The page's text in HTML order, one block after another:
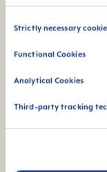
Consent
Strictly necessary
Functional Cookies
Analytical Cookies
Third-party tracking
WEITERE
melden uns